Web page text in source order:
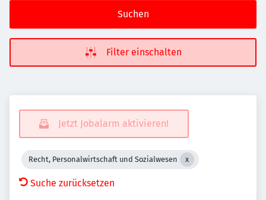
Suchen
Filter einschalten
Jetzt Jobalarm aktivieren!
Recht, Personalwirtschaft und Sozialwesen
Suche zurücksetzen